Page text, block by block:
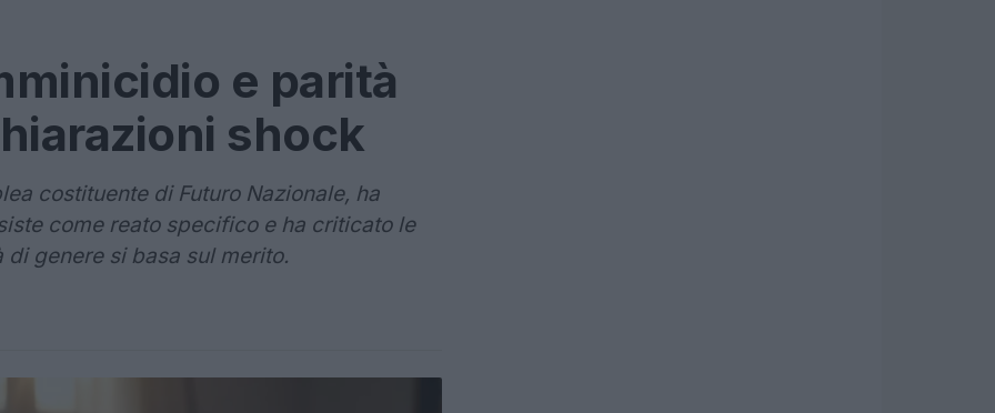
e parità
shock
costituente di Futuro Nazionale, ha
come reato specifico e ha criticato le
genere si basa sul merito.